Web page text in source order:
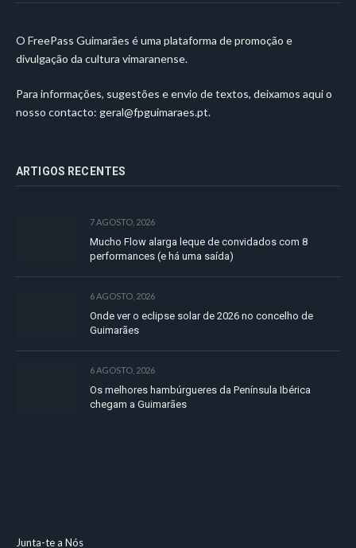
O FreePass Guimarães é uma plataforma de promoção e
divulgação da cultura vimaranense.
Para informações, sugestões e envio de textos, deixamos aqui o
nosso contacto: geral@fpguimaraes.pt.
ARTIGOS RECENTES
7 AGOSTO, 2026
Mucho Flow alarga leque de convidados com 8
performances (e há uma saída)
6 AGOSTO, 2026
Onde ver o eclipse solar de 2026 no concelho de
Guimarães
6 AGOSTO, 2026
Os melhores hambúrgueres da Península Ibérica
chegam a Guimarães
Junta-te a Nós